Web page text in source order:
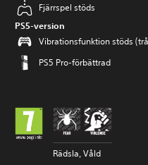
Fjärrspel stöds
PS5-version
Vibrationsfunktion stöds
PS5 Pro-förbättrad
Rädsla, Våld